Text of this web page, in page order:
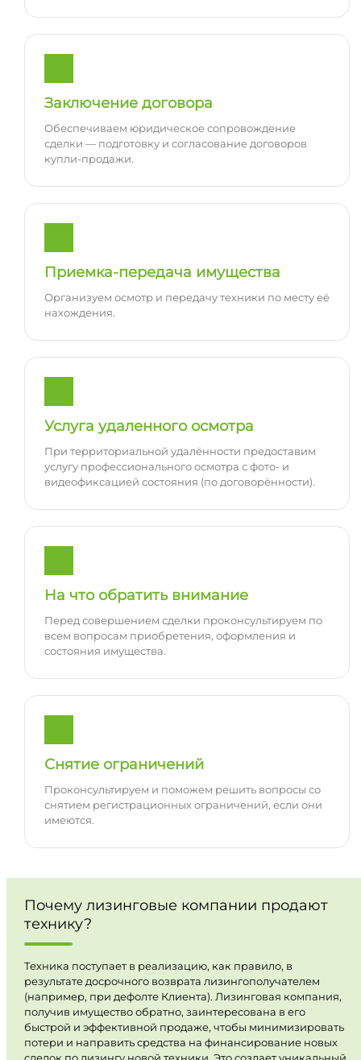
Заключение договора
Обеспечиваем юридическое сопровождение
сделки — подготовку и согласование договоров
купли-продажи.
Приемка-передача имущества
Организуем осмотр и передачу техники по месту её
нахождения.
Услуга удаленного осмотра
При территориальной удалённости предоставим
услугу профессионального осмотра с фото- и
видеофиксацией состояния (по договорённости).
На что обратить внимание
Перед совершением сделки проконсультируем по
всем вопросам приобретения, оформления и
состояния имущества.
Снятие ограничений
Проконсультируем и поможем решить вопросы со
снятием регистрационных ограничений, если они
имеются.
Почему лизинговые компании продают
технику?
Техника поступает в реализацию, как правило, в
результате досрочного возврата лизингополучателем
(например, при дефолте Клиента). Лизинговая компания,
получив имущество обратно, заинтересована в его
быстрой и эффективной продаже, чтобы минимизировать
потери и направить средства на финансирование новых